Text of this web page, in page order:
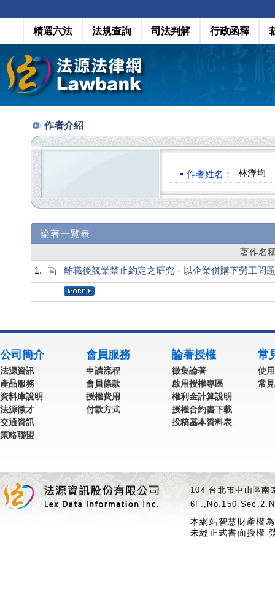
精選六法 法規查詢 司法判解 行政函釋
作者介紹
作者姓名： 林澤均
論著一覽表
著作名
1.
離職後競業禁止約定之研究－以企業併購下勞工問
公司簡介
法源資訊
產品服務
資料庫說明
法源徵才
交通資訊
策略聯盟
會員服務
申請流程
會員條款
授權費用
付款方式
論著授權
徵集論著
啟用授權專區
權利金計算說明
授權合約書下載
投稿基本資料表
常
使
常
104 台北市中山區
本網站智慧財產權
未經正式書面授權